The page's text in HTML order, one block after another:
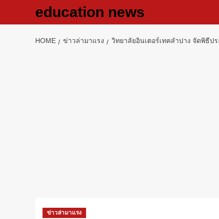
education news
HOME ข่าวล่ามาแรง วิทยาลัยอินเตอร์เทคลำปาง จัดพิธี
ข่าวล่ามาแรง